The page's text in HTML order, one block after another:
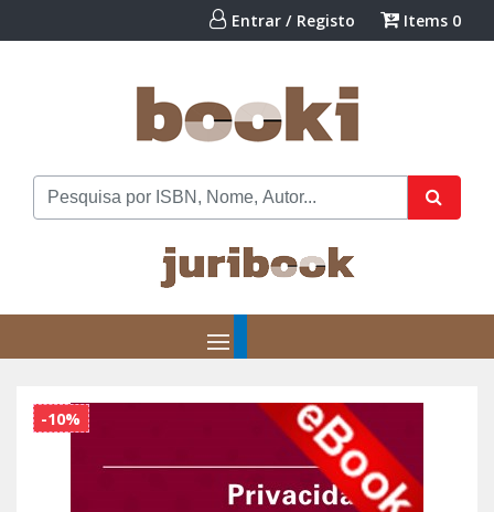
Entrar / Registo Items 0
-10%